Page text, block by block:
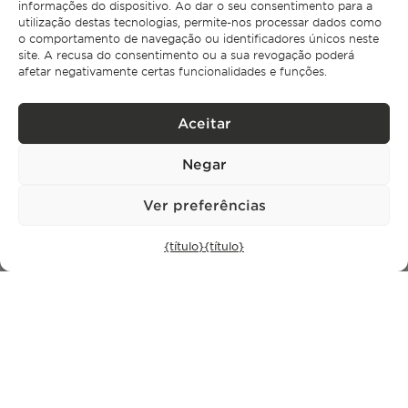
informações do dispositivo. Ao dar o seu consentimento para a
utilização destas tecnologias, permite-nos processar dados como
o comportamento de navegação ou identificadores únicos neste
site. A recusa do consentimento ou a sua revogação poderá
afetar negativamente certas funcionalidades e funções.
Aceitar
Negar
Ver preferências
{título}{título}
Subscrever
Li e aceito a Política de Privacidade.